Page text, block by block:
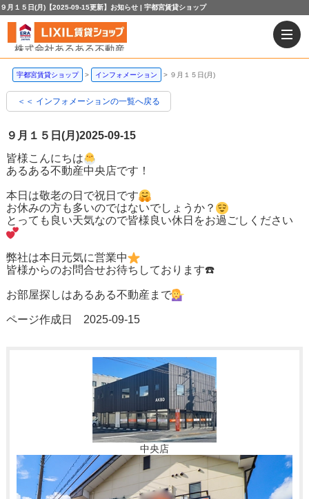
９月１５日(月)【2025-09-15更新】お知らせ | 宇都宮賃貸ショップ
宇都宮賃貸ショップ インフォメーション ９月１５日(月)
＜＜ インフォメーションの一覧へ戻る
９月１５日(月)2025-09-15
皆様こんにちは
あるある不動産中央店です！
本日は敬老の日で祝日です
お休みの方も多いのではないでしょうか？
とっても良い天気なので皆様良い休日をお過ごしください
弊社は本日元気に営業中
皆様からのお問合せお待ちしております☎️
お部屋探しはあるある不動産まで
ページ作成日 2025-09-15
中央店